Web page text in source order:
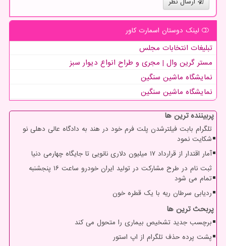
لینک دوستان اسمارت كاور
تبلیغات انتخابات مجلس
مستر گرین وال | مجری و طراح انواع دیوار سبز
نمایشگاه ماشین سنگین
نمایشگاه ماشین سنگین
پربیننده ترین ها
تلگرام بابت فیلترشدن پلت فرم خود در هند به دادگاه عالی دهلی نو
شکایت نمود
آمار اقتدار از قرارداد ۱۷ میلیون دلاری نانویی تا جایگاه چهارمی دنیا
ثبت نام در طرح مشارکت در تولید ایران خودرو ساعت ۱۶ پنجشنبه
تمام می شود
ردیابی سرطان ریه با یک قطره خون
پربحث ترین ها
برچسب جدید تشخیص بیماری را متحول می کند
پشت پرده حذف تلگرام از اپ استور